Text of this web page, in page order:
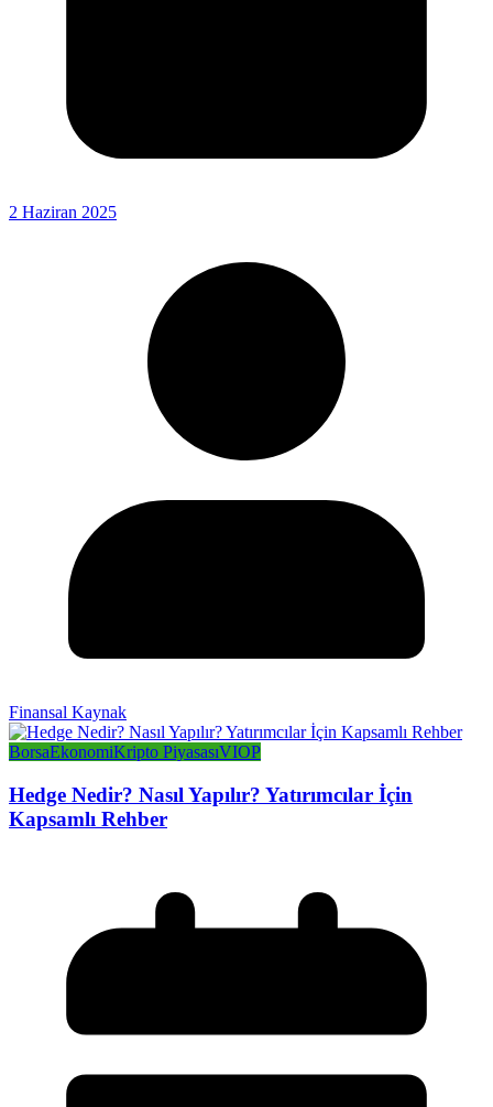
2 Haziran 2025
Finansal Kaynak
BorsaEkonomiKripto PiyasasıVIOP
Hedge Nedir? Nasıl Yapılır? Yatırımcılar İçin
Kapsamlı Rehber